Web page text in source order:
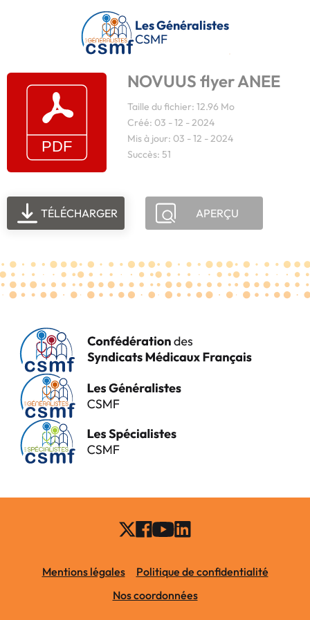
Passer au contenu principal
Les Généralistes
CSMF
NOVUUS flyer ANEE
Taille du fichier: 12.96 Mo
Créé: 03 - 12 - 2024
Mis à jour: 03 - 12 - 2024
Succès: 51
TÉLÉCHARGER APERÇU
Mentions légales
Politique de confidentialité
Nos coordonnées